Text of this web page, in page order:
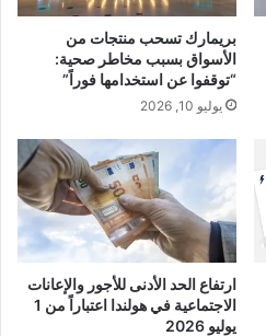
بريمارك تسحب منتجات من
الأسواق بسبب مخاطر صحية:
“توقفوا عن استخدامها فوراً”
يوليو 10, 2026
ارتفاع الحد الأدنى للأجور والإعانات
الاجتماعية في هولندا اعتباراً من 1
يوليو 2026